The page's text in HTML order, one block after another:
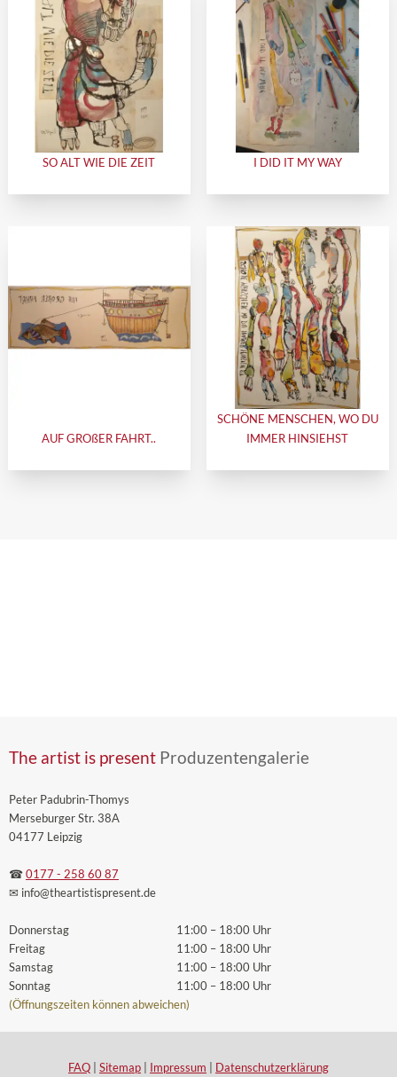
SO ALT WIE DIE ZEIT I DID IT MY WAY
AUF GROßER FAHRT..
SCHÖNE MENSCHEN, WO DU
IMMER HINSIEHST
The artist is present Produzentengalerie
Peter Padubrin-Thomys
Merseburger Str. 38A
04177 Leipzig
☎ 0177 - 258 60 87
✉ info@theartistispresent.de
Donnerstag
Freitag
Samstag
Sonntag
11:00 – 18:00 Uhr
11:00 – 18:00 Uhr
11:00 – 18:00 Uhr
11:00 – 18:00 Uhr
(Öffnungszeiten können abweichen)
FAQ Sitemap Impressum Datenschutzerklärung